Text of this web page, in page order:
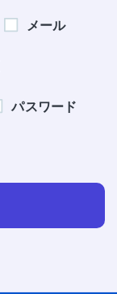
メール
パスワード